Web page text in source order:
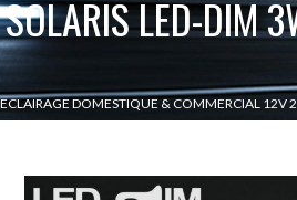
LED-DIM
ECLAIRAGE DOMESTIQUE & COMMERCIAL 12V